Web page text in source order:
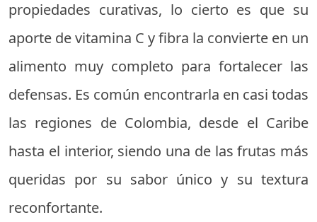
propiedades curativas, lo cierto es que su
aporte de vitamina C y fibra la convierte en un
alimento muy completo para fortalecer las
defensas. Es común encontrarla en casi todas
las regiones de Colombia, desde el Caribe
hasta el interior, siendo una de las frutas más
queridas por su sabor único y su textura
reconfortante.